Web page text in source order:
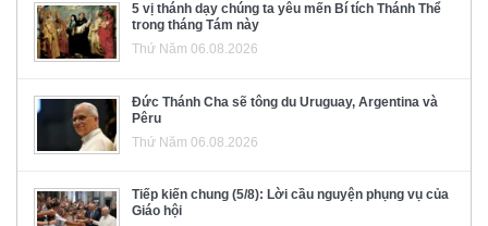
5 vị thánh dạy chúng ta yêu mến Bí tích Thánh Thể
trong tháng Tám này
Thứ Năm 06.08.2026
Đức Thánh Cha sẽ tông du Uruguay, Argentina và
Pêru
Thứ Năm 06.08.2026
Tiếp kiến chung (5/8): Lời cầu nguyện phụng vụ của
Giáo hội